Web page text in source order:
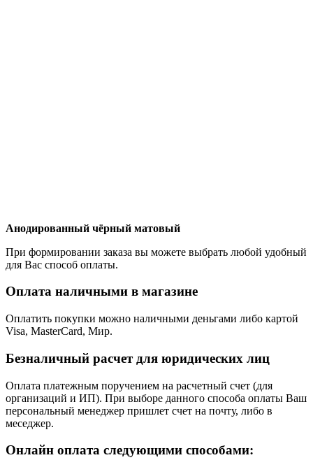
Анодированный чёрный матовый
При формировании заказа вы можете выбрать любой удобный
для Вас способ оплаты.
Оплата наличными в магазине
Оплатить покупки можно наличными деньгами либо картой
Visa, MasterCard, Мир.
Безналичный расчет для юридических лиц
Оплата платежным поручением на расчетный счет (для
организаций и ИП). При выборе данного способа оплаты Ваш
персональный менеджер пришлет счет на почту, либо в
меседжер.
Онлайн оплата следующими способами: